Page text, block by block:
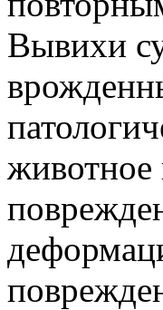
Вывихи
животное